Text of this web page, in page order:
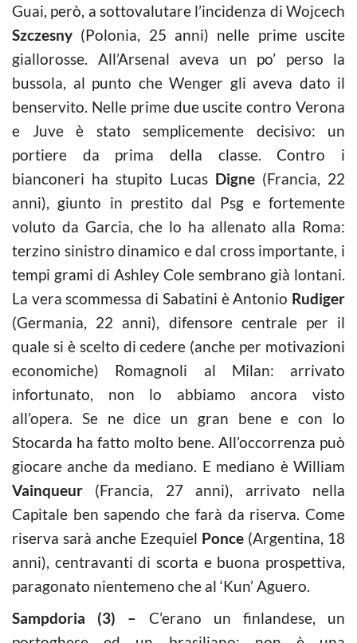
Guai, però, a sottovalutare l’incidenza di Wojcech
Szczesny (Polonia, 25 anni) nelle prime uscite
giallorosse. All’Arsenal aveva un po’ perso la
bussola, al punto che Wenger gli aveva dato il
benservito. Nelle prime due uscite contro Verona
e Juve è stato semplicemente decisivo: un
portiere da prima della classe. Contro i
bianconeri ha stupito Lucas Digne (Francia, 22
anni), giunto in prestito dal Psg e fortemente
voluto da Garcia, che lo ha allenato alla Roma:
terzino sinistro dinamico e dal cross importante, i
tempi grami di Ashley Cole sembrano già lontani.
La vera scommessa di Sabatini è Antonio Rudiger
(Germania, 22 anni), difensore centrale per il
quale si è scelto di cedere (anche per motivazioni
economiche) Romagnoli al Milan: arrivato
infortunato, non lo abbiamo ancora visto
all’opera. Se ne dice un gran bene e con lo
Stocarda ha fatto molto bene. All’occorrenza può
giocare anche da mediano. E mediano è William
Vainqueur (Francia, 27 anni), arrivato nella
Capitale ben sapendo che farà da riserva. Come
riserva sarà anche Ezequiel Ponce (Argentina, 18
anni), centravanti di scorta e buona prospettiva,
paragonato nientemeno che al ‘Kun’ Aguero.
Sampdoria (3) – C’erano un finlandese, un